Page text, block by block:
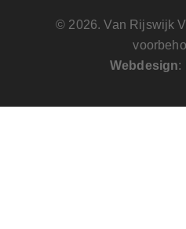
© 2026. Van Rijswijk
Webdesign: